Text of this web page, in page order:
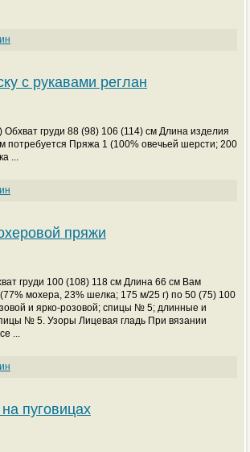
с рукавами реглан
Обхват груди 88 (98) 106 (114) см Длина изделия
потребуется Пряжа 1 (100% овечьей шерсти; 200
...
пряжи
груди 100 (108) 118 см Длина 66 см Вам
мохера, 23% шелка; 175 м/25 г) по 50 (75) 100
и ярко-розовой; спицы № 5; длинные и
№ 5. Узоры Лицевая гладь При вязании
...
пуговицах